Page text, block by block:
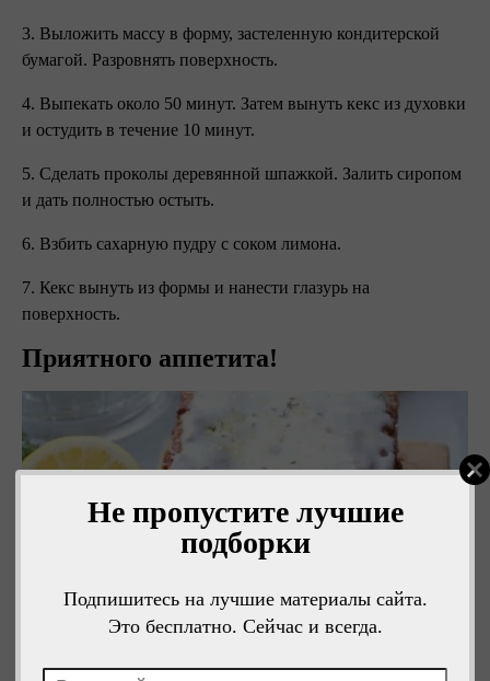
Не пропустите лучшие
подборки
Подпишитесь на лучшие материалы сайта.
Это бесплатно. Сейчас и всегда.
3. Выложить массу в форму, застеленную кондитерской
бумагой. Разровнять поверхность.
4. Выпекать около 50 минут. Затем вынуть кекс из духовки
и остудить в течение 10 минут.
5. Сделать проколы деревянной шпажкой. Залить сиропом
и дать полностью остыть.
6. Взбить сахарную пудру с соком лимона.
7. Кекс вынуть из формы и нанести глазурь на
поверхность.
Приятного аппетита!